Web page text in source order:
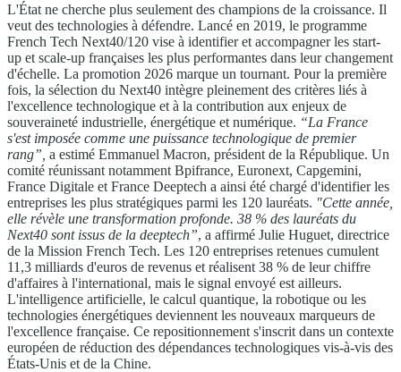
L'État ne cherche plus seulement des champions de la croissance. Il
veut des technologies à défendre. Lancé en 2019, le programme
French Tech Next40/120 vise à identifier et accompagner les start-
up et scale-up françaises les plus performantes dans leur changement
d'échelle. La promotion 2026 marque un tournant. Pour la première
fois, la sélection du Next40 intègre pleinement des critères liés à
l'excellence technologique et à la contribution aux enjeux de
souveraineté industrielle, énergétique et numérique. “La France
s'est imposée comme une puissance technologique de premier
rang”, a estimé Emmanuel Macron, président de la République. Un
comité réunissant notamment Bpifrance, Euronext, Capgemini,
France Digitale et France Deeptech a ainsi été chargé d'identifier les
entreprises les plus stratégiques parmi les 120 lauréats. "Cette année,
elle révèle une transformation profonde. 38 % des lauréats du
Next40 sont issus de la deeptech”, a affirmé Julie Huguet, directrice
de la Mission French Tech. Les 120 entreprises retenues cumulent
11,3 milliards d'euros de revenus et réalisent 38 % de leur chiffre
d'affaires à l'international, mais le signal envoyé est ailleurs.
L'intelligence artificielle, le calcul quantique, la robotique ou les
technologies énergétiques deviennent les nouveaux marqueurs de
l'excellence française. Ce repositionnement s'inscrit dans un contexte
européen de réduction des dépendances technologiques vis-à-vis des
États-Unis et de la Chine.